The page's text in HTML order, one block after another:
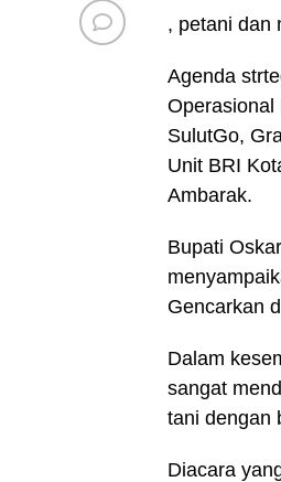
, petani dan
Agenda
Operasional
SulutGo,
Unit BRI
Ambarak.
Bupati
Gencarkan
Dalam
sangat
tani dengan
Diacara